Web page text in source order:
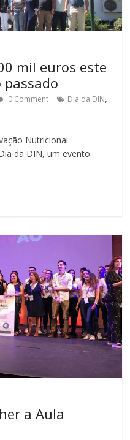
mil euros este
0 Comment Dia da DIN,
Nutricional
da DIN, um evento
a Aula